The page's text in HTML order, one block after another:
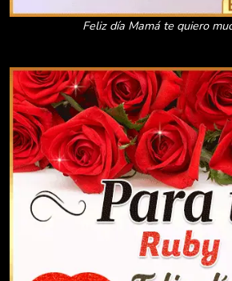
Feliz día Mamá te quiero